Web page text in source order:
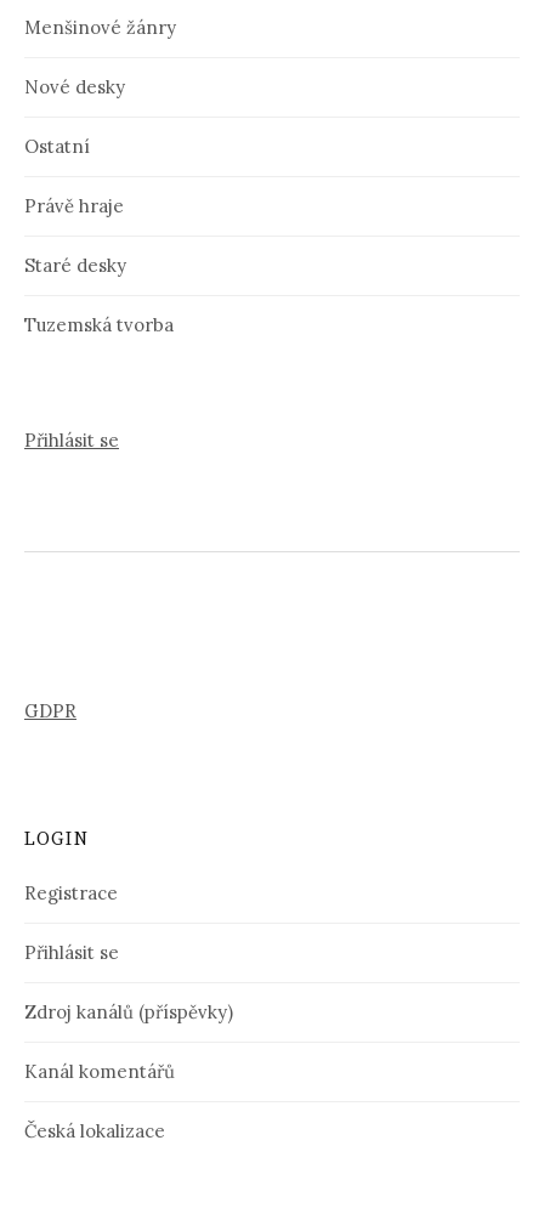
Menšinové žánry
Nové desky
Ostatní
Právě hraje
Staré desky
Tuzemská tvorba
Přihlásit se
GDPR
LOGIN
Registrace
Přihlásit se
Zdroj kanálů (příspěvky)
Kanál komentářů
Česká lokalizace